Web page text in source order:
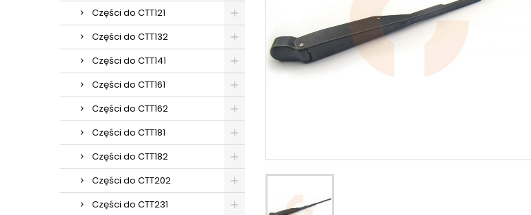
Części do CTT121
Części do CTT132
Części do CTT141
Części do CTT161
Części do CTT162
Części do CTT181
Części do CTT182
Części do CTT202
Części do CTT231